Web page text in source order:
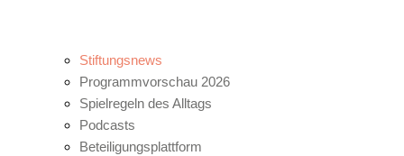
Stiftungsnews
Programmvorschau 2026
Spielregeln des Alltags
Podcasts
Beteiligungsplattform